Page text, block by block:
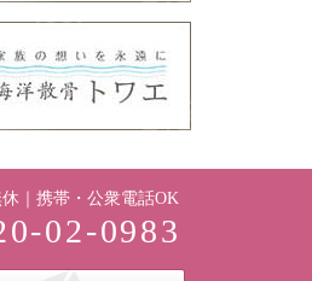
｜携帯・公衆電話OK
02-0983